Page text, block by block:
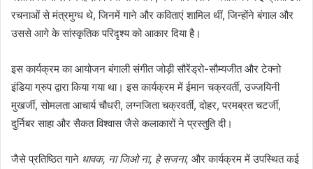
रचनाओं से मंत्रमुग्ध थे, जिनमें गाने और कविताएं शामिल थीं, जिन्होंने बंगाल और
उससे आगे के सांस्कृतिक परिदृश्य को आकार दिया है।
इस कार्यक्रम का आयोजन बंगाली संगीत जोड़ी सौरेंड्रो-सौम्यजीत और टेक्नो
इंडिया ग्रुप द्वारा किया गया था। इस कार्यक्रम में ईमान चक्रवर्ती, उज्जयिनी
मुखर्जी, सोमलता आचार्य चौधरी, लग्नजिता चक्रवर्ती, दोहर, परमब्रत चटर्जी,
दुर्निबर साहा और सैकत विश्वास जैसे कलाकारों ने प्रस्तुति दी।
जैसे प्रतिष्ठित गाने धावक, ना जिओ ना, हे सजना, और कार्यक्रम में उपस्थित कई